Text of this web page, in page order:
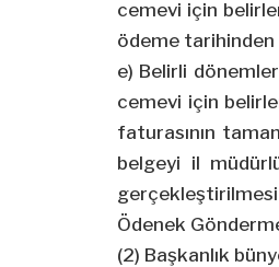
cemevi için
ödeme tarihinden
e) Belirli
cemevi için
faturasının
belgeyi il
Ödenek
(2) Başkanlık